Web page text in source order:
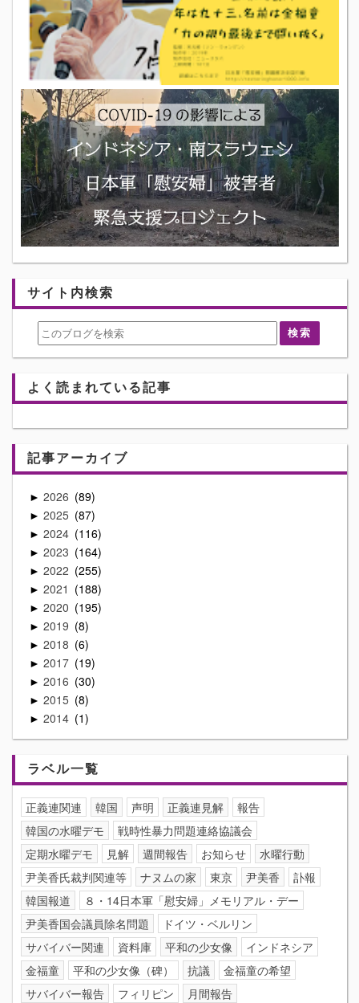
サイト内検索
よく読まれている記事
記事アーカイブ
► 2026 89
► 2025 87
► 2024 116
► 2023 164
► 2022 255
► 2021 188
► 2020 195
► 2019 8
► 2018 6
► 2017 19
► 2016 30
► 2015 8
► 2014 1
ラベル一覧
正義連関連 韓国 声明 正義連見解
報告
韓国の水曜デモ
戦時性暴力問題連絡協議会
定期水曜デモ
見解 週間報告 お知らせ
水曜行動
尹美香氏裁判関連等
ナヌムの家 東京 尹美香
訃報
韓国報道
８・14日本軍「慰安婦」メモリアル・デー
尹美香国会議員除名問題
ドイツ・ベルリン
サバイバー関連
資料庫 平和の少女像
インドネシア
金福童
平和の少女像（碑） 抗議
金福童の希望
サバイバー報告
フィリピン
月間報告